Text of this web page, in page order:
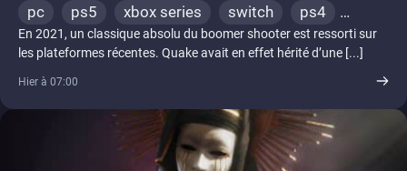
pc ps5 xbox series switch
ps4
xbox one
nintendo 64
En 2021, un classique absolu du boomer shooter est ressorti sur
les plateformes récentes. Quake avait en effet hérité d’une [...]
Hier à 07:00